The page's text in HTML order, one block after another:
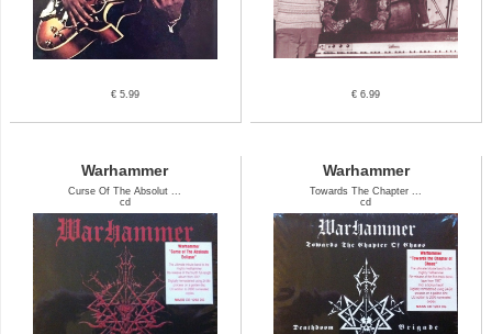
€ 5.99 € 6.99
Warhammer
Curse Of The Absolut ...
cd
Warhammer
Towards The Chapter ...
cd